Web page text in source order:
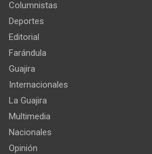
Columnistas
Deportes
Editorial
Farándula
Guajira
Internacionales
La Guajira
Multimedia
Nacionales
Opinión